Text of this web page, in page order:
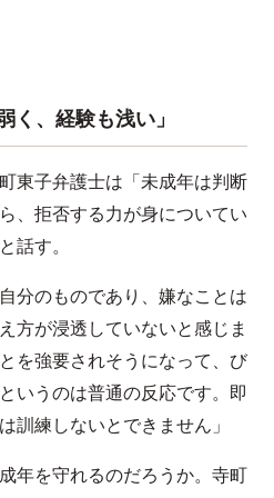
く、経験も浅い」
東子弁護士は「未成年は判断
、拒否する力が身についてい
話す。
分のものであり、嫌なことは
方が浸透していないと感じま
を強要されそうになって、び
いうのは普通の反応です。即
訓練しないとできません」
年を守れるのだろうか。寺町